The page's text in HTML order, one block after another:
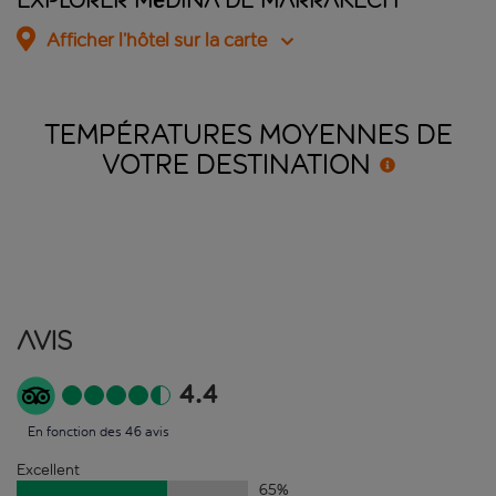
Afficher l’hôtel sur la carte
TEMPÉRATURES MOYENNES DE
VOTRE DESTINATION
Avis
4.4
En fonction des 46 avis
Excellent
65%